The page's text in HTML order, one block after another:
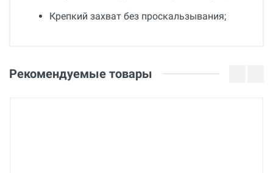
Крепкий захват без проскальзывания;
12 месяцев
Оценка
Рекомендуемые товары